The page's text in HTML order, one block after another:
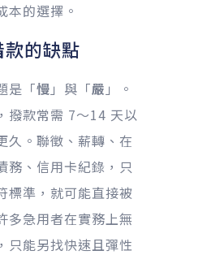
本的選擇。
的缺點
是「慢 」與「嚴 」。
撥款常需 7～14 天以
久。聯徵、薪轉、在
務、信用卡紀錄，只
標準，就可能直接被
多急用者在實務上無
只能另找快速且彈性